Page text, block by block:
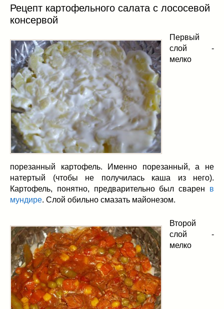
Рецепт картофельного салата с лососевой
консервой
Первый
слой -
мелко
порезанный картофель. Именно порезанный, а не
натертый (чтобы не получилась каша из него).
Картофель, понятно, предварительно был сварен в
мундире. Слой обильно смазать майонезом.
Второй
слой -
мелко